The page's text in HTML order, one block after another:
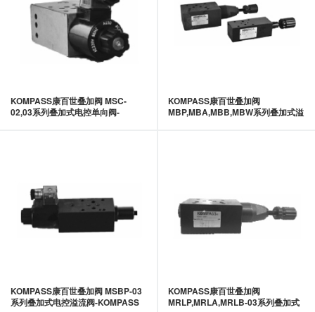
KOMPASS康百世叠加阀 MSC-
02,03系列叠加式电控单向阀-
KOMPASS康百世叠加阀
MBP,MBA,MBB,MBW系列叠加式溢
KOMPASS康百世叠加阀 MSBP-03
系列叠加式电控溢流阀-KOMPASS
KOMPASS康百世叠加阀
MRLP,MRLA,MRLB-03系列叠加式